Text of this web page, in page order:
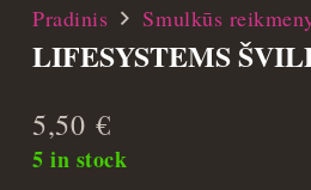
Pradinis Smulkūs
LIFESYSTEMS
5,50 €
5 in stock